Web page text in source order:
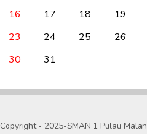
16
17 18 19
23
24 25 26
30
31
Copyright - 2025-SMAN 1 Pulau Malan